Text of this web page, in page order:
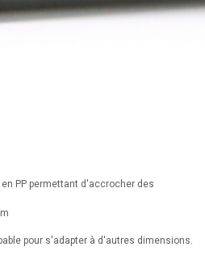
PP permettant d'accrocher des
pour s'adapter à d'autres dimensions.